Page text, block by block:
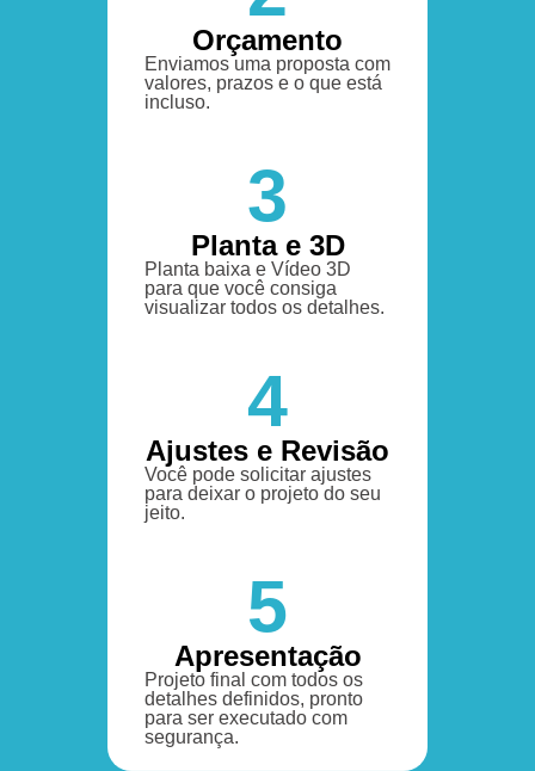
Orçamento
Enviamos uma proposta com
valores, prazos e o que está
incluso.
3
Planta e 3D
Planta baixa e Vídeo 3D
para que você consiga
visualizar todos os detalhes.
4
Ajustes e Revisão
Você pode solicitar ajustes
para deixar o projeto do seu
jeito.
5
Apresentação
Projeto final com todos os
detalhes definidos, pronto
para ser executado com
segurança.